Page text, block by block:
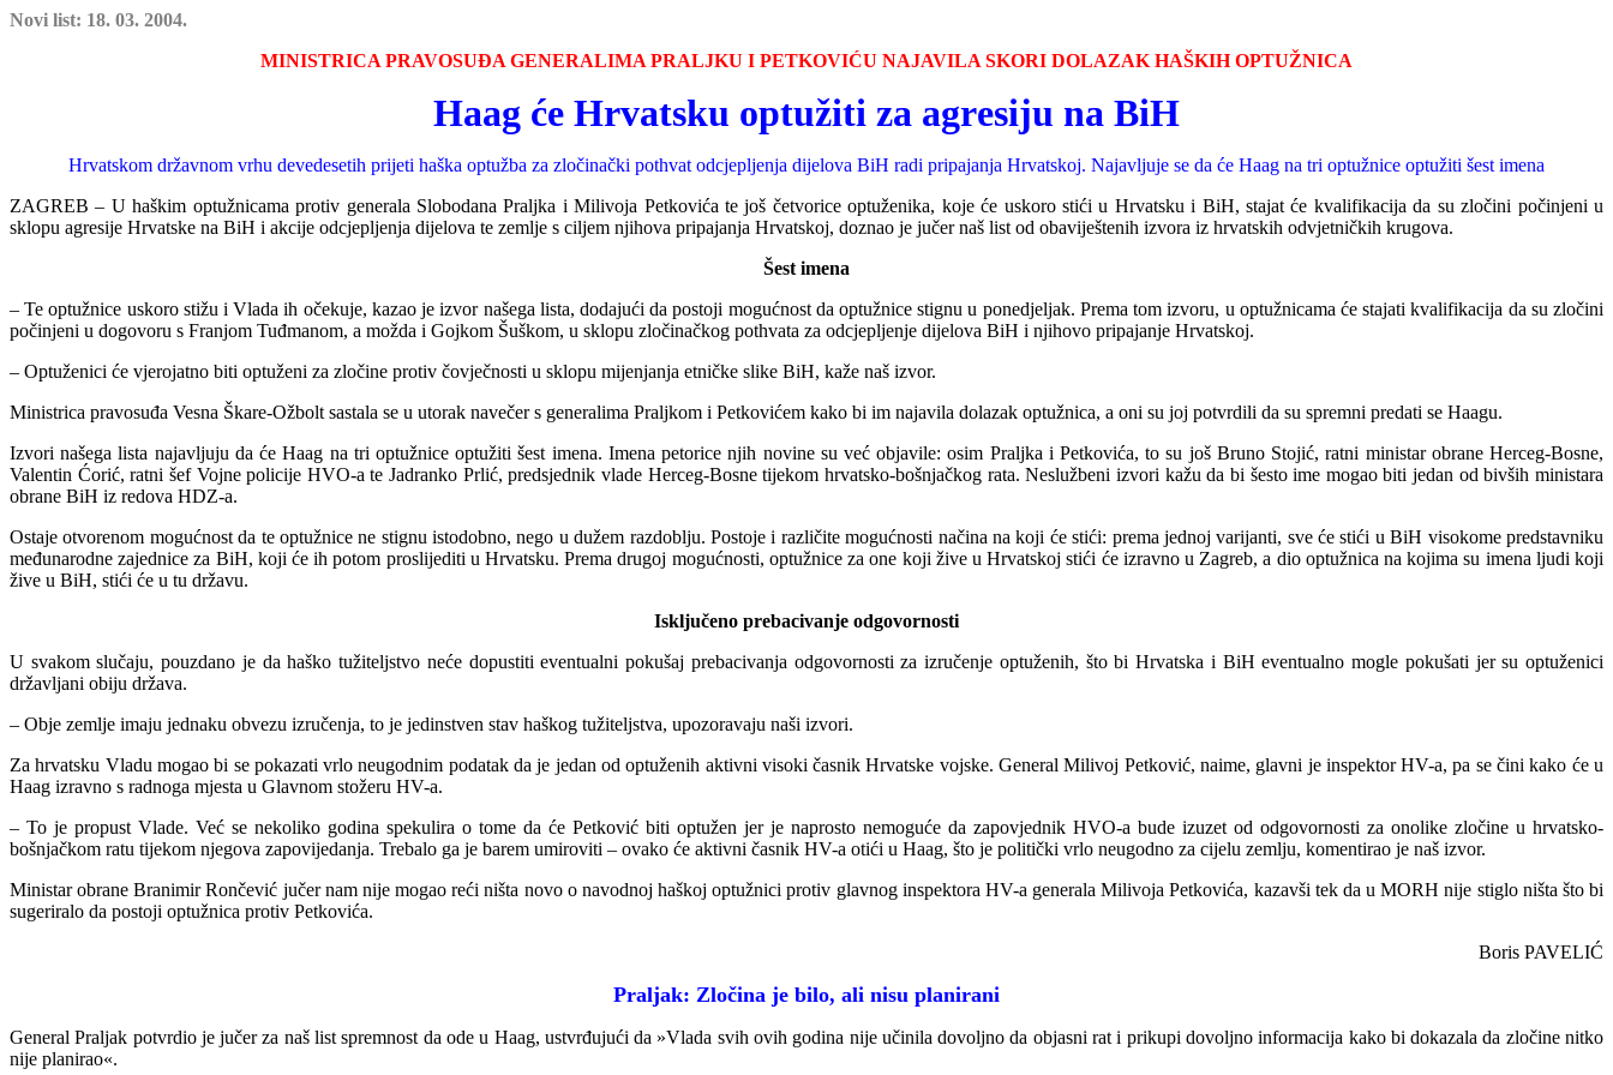
Novi list: 18. 03. 2004.
MINISTRICA PRAVOSUĐA GENERALIMA PRALJKU I PETKOVIĆU NAJAVILA SKORI DOLAZAK HAŠKIH OPTUŽNICA
Haag će Hrvatsku optužiti za agresiju na BiH
Hrvatskom državnom vrhu devedesetih prijeti haška optužba za zločinački pothvat odcjepljenja dijelova BiH radi pripajanja Hrvatskoj. Najavljuje se da će Haag na tri optužnice optužiti šest imena
ZAGREB – U haškim optužnicama protiv generala Slobodana Praljka i Milivoja Petkovića te još četvorice optuženika, koje će uskoro stići u Hrvatsku i BiH, stajat će kvalifikacija da su zločini počinjeni u
sklopu agresije Hrvatske na BiH i akcije odcjepljenja dijelova te zemlje s ciljem njihova pripajanja Hrvatskoj, doznao je jučer naš list od obaviještenih izvora iz hrvatskih odvjetničkih krugova.
Šest imena
– Te optužnice uskoro stižu i Vlada ih očekuje, kazao je izvor našega lista, dodajući da postoji mogućnost da optužnice stignu u ponedjeljak. Prema tom izvoru, u optužnicama će stajati kvalifikacija da su zločini
počinjeni u dogovoru s Franjom Tuđmanom, a možda i Gojkom Šuškom, u sklopu zločinačkog pothvata za odcjepljenje dijelova BiH i njihovo pripajanje Hrvatskoj.
– Optuženici će vjerojatno biti optuženi za zločine protiv čovječnosti u sklopu mijenjanja etničke slike BiH, kaže naš izvor.
Ministrica pravosuđa Vesna Škare-Ožbolt sastala se u utorak navečer s generalima Praljkom i Petkovićem kako bi im najavila dolazak optužnica, a oni su joj potvrdili da su spremni predati se Haagu.
Izvori našega lista najavljuju da će Haag na tri optužnice optužiti šest imena. Imena petorice njih novine su već objavile: osim Praljka i Petkovića, to su još Bruno Stojić, ratni ministar obrane Herceg-Bosne,
Valentin Ćorić, ratni šef Vojne policije HVO-a te Jadranko Prlić, predsjednik vlade Herceg-Bosne tijekom hrvatsko-bošnjačkog rata. Neslužbeni izvori kažu da bi šesto ime mogao biti jedan od bivših ministara
obrane BiH iz redova HDZ-a.
Ostaje otvorenom mogućnost da te optužnice ne stignu istodobno, nego u dužem razdoblju. Postoje i različite mogućnosti načina na koji će stići: prema jednoj varijanti, sve će stići u BiH visokome predstavniku
međunarodne zajednice za BiH, koji će ih potom proslijediti u Hrvatsku. Prema drugoj mogućnosti, optužnice za one koji žive u Hrvatskoj stići će izravno u Zagreb, a dio optužnica na kojima su imena ljudi koji
žive u BiH, stići će u tu državu.
Isključeno prebacivanje odgovornosti
U svakom slučaju, pouzdano je da haško tužiteljstvo neće dopustiti eventualni pokušaj prebacivanja odgovornosti za izručenje optuženih, što bi Hrvatska i BiH eventualno mogle pokušati jer su optuženici
državljani obiju država.
– Obje zemlje imaju jednaku obvezu izručenja, to je jedinstven stav haškog tužiteljstva, upozoravaju naši izvori.
Za hrvatsku Vladu mogao bi se pokazati vrlo neugodnim podatak da je jedan od optuženih aktivni visoki časnik Hrvatske vojske. General Milivoj Petković, naime, glavni je inspektor HV-a, pa se čini kako će u
Haag izravno s radnoga mjesta u Glavnom stožeru HV-a.
– To je propust Vlade. Već se nekoliko godina spekulira o tome da će Petković biti optužen jer je naprosto nemoguće da zapovjednik HVO-a bude izuzet od odgovornosti za onolike zločine u hrvatsko-
bošnjačkom ratu tijekom njegova zapovijedanja. Trebalo ga je barem umiroviti – ovako će aktivni časnik HV-a otići u Haag, što je politički vrlo neugodno za cijelu zemlju, komentirao je naš izvor.
Ministar obrane Branimir Rončević jučer nam nije mogao reći ništa novo o navodnoj haškoj optužnici protiv glavnog inspektora HV-a generala Milivoja Petkovića, kazavši tek da u MORH nije stiglo ništa što bi
sugeriralo da postoji optužnica protiv Petkovića.
Boris PAVELIĆ
Praljak: Zločina je bilo, ali nisu planirani
General Praljak potvrdio je jučer za naš list spremnost da ode u Haag, ustvrđujući da »Vlada svih ovih godina nije učinila dovoljno da objasni rat i prikupi dovoljno informacija kako bi dokazala da zločine nitko
nije planirao«.